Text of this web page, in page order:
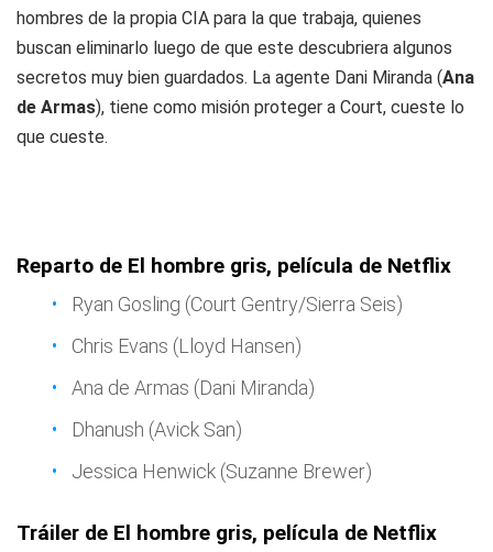
hombres de la propia CIA para la que trabaja, quienes
buscan eliminarlo luego de que este descubriera algunos
secretos muy bien guardados. La agente Dani Miranda (Ana
de Armas), tiene como misión proteger a Court, cueste lo
que cueste.
Reparto de El hombre gris, película de Netflix
Ryan Gosling (Court Gentry/Sierra Seis)
Chris Evans (Lloyd Hansen)
Ana de Armas (Dani Miranda)
Dhanush (Avick San)
Jessica Henwick (Suzanne Brewer)
Tráiler de El hombre gris, película de Netflix